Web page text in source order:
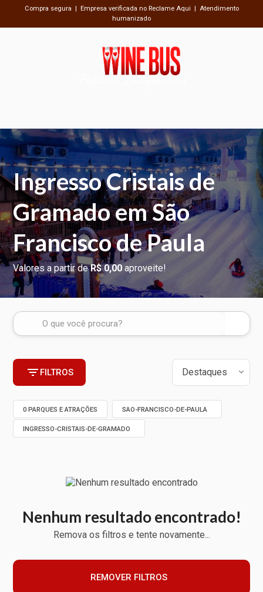
Compra segura | Empresa verificada no Reclame Aqui | Atendimento
humanizado
Passeios Inesquecíveis
Ingresso Cristais de
Gramado em São
Francisco de Paula
Valores a partir deR$ 0,00 aproveite!
FILTROS
0 PARQUES E ATRAÇÕES SAO-FRANCISCO-DE-PAULA
INGRESSO-CRISTAIS-DE-GRAMADO
Nenhum resultado encontrado!
Remova os filtros e tente novamente...
REMOVER FILTROS